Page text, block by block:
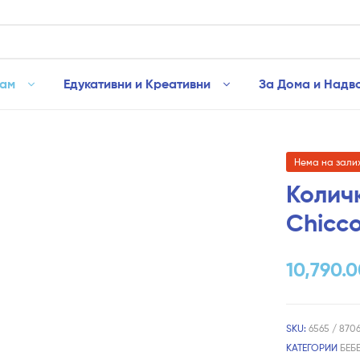
Едукативни и Креативни За Дома и
Нема на
SKU:6565 /
КАТЕГОРИИ